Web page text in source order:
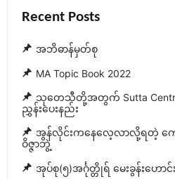
Recent Posts
အဘိဓာန်မှတ်စု
MA Topic Book 2022
သုတေသီတို့အတွက် Sutta
ညွှန်းပေးနည်း
အွန်လိုင်းကနေလေ့လာလို့ရတဲ့
ဝိဇ္ဇာဘွဲ့
အုပ်စု(၅)အင်္ဂုတ္တိုရ် မေးခွန်းဟော